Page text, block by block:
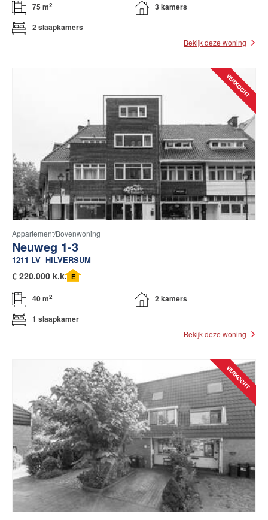
75 m2
3 kamers
2 slaapkamers
Bekijk deze woning
Appartement/bovenwoning
Neuweg 1-3
1211 LV HILVERSUM
€ 220.000 k.k. E
40 m2
2 kamers
1 slaapkamer
Bekijk deze woning